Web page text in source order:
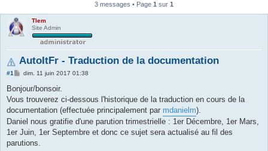
3 messages • Page 1 sur 1
Tlem
Site Admin
AutoItFr - Traduction de la documentation
#1
M
s
s
a
g
dim. 11 juin 2017 01:38
Bonjour/bonsoir.
Vous trouverez ci-dessous l'historique de la traduction en cours de la
documentation (effectuée principalement par mdanielm).
Daniel nous gratifie d'une parution trimestrielle : 1er Décembre, 1er Mars,
1er Juin, 1er Septembre et donc ce sujet sera actualisé au fil des
parutions.